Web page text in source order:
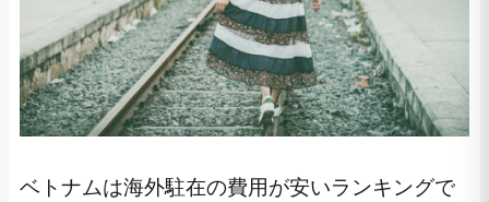
ベトナムは海外駐在の費用が安いランキングで